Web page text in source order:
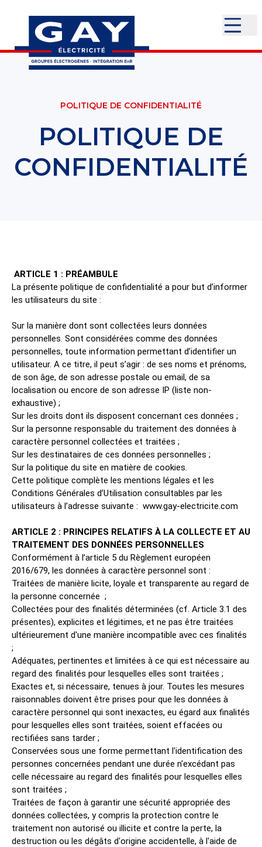
POLITIQUE DE CONFIDENTIALITÉ
POLITIQUE DE
CONFIDENTIALITÉ
ARTICLE 1 : PRÉAMBULE
La présente politique de confidentialité a pour but d’informer
les utilisateurs du site :
Sur la manière dont sont collectées leurs données
personnelles. Sont considérées comme des données
personnelles, toute information permettant d’identifier un
utilisateur. A ce titre, il peut s’agir : de ses noms et prénoms,
de son âge, de son adresse postale ou email, de sa
localisation ou encore de son adresse IP (liste non-
exhaustive) ;
Sur les droits dont ils disposent concernant ces données ;
Sur la personne responsable du traitement des données à
caractère personnel collectées et traitées ;
Sur les destinataires de ces données personnelles ;
Sur la politique du site en matière de cookies.
Cette politique complète les mentions légales et les
Conditions Générales d’Utilisation consultables par les
utilisateurs à l’adresse suivante : www.gay-electricite.com
ARTICLE 2 : PRINCIPES RELATIFS À LA COLLECTE ET AU
TRAITEMENT DES DONNÉES PERSONNELLES
Conformément à l’article 5 du Règlement européen
2016/679, les données à caractère personnel sont :
Traitées de manière licite, loyale et transparente au regard de
la personne concernée ;
Collectées pour des finalités déterminées (cf. Article 3.1 des
présentes), explicites et légitimes, et ne pas être traitées
ultérieurement d'une manière incompatible avec ces finalités
;
Adéquates, pertinentes et limitées à ce qui est nécessaire au
regard des finalités pour lesquelles elles sont traitées ;
Exactes et, si nécessaire, tenues à jour. Toutes les mesures
raisonnables doivent être prises pour que les données à
caractère personnel qui sont inexactes, eu égard aux finalités
pour lesquelles elles sont traitées, soient effacées ou
rectifiées sans tarder ;
Conservées sous une forme permettant l'identification des
personnes concernées pendant une durée n'excédant pas
celle nécessaire au regard des finalités pour lesquelles elles
sont traitées ;
Traitées de façon à garantir une sécurité appropriée des
données collectées, y compris la protection contre le
traitement non autorisé ou illicite et contre la perte, la
destruction ou les dégâts d'origine accidentelle, à l'aide de